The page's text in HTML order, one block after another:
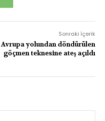
Sonraki İçerik
Avrupa yolundan döndürülen
göçmen teknesine ateş açıldı